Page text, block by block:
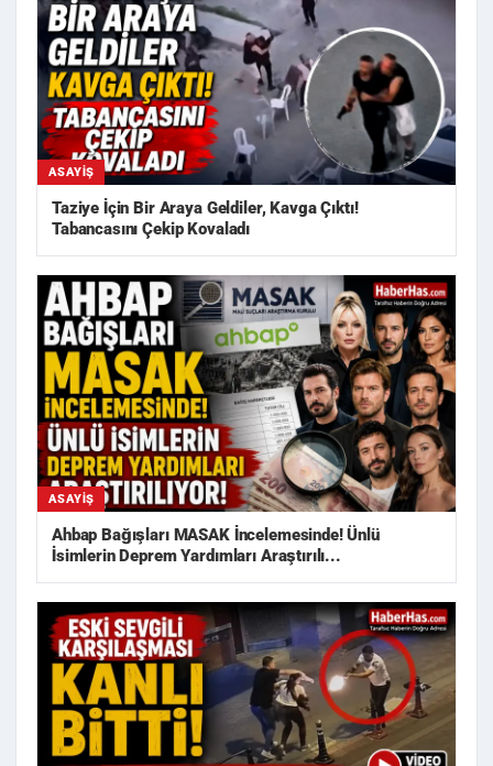
ASAYIŞ
Taziye İçin Bir Araya Geldiler, Kavga Çıktı!
Tabancasını Çekip Kovaladı
ASAYIŞ
Ahbap Bağışları MASAK İncelemesinde! Ünlü
İsimlerin Deprem Yardımları Araştırılı...